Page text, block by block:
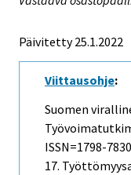
Päivitetty 25.1.2022
Viittausohje:
Suomen
ISSN=1798-
17.